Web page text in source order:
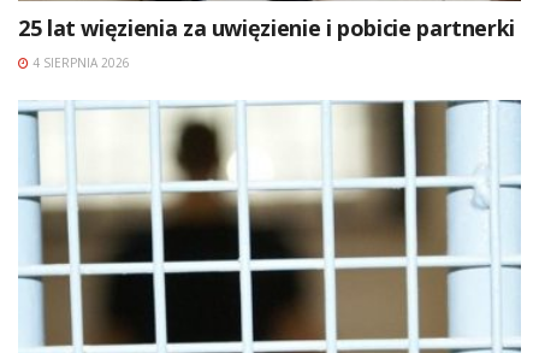
25 lat więzienia za uwięzienie i pobicie partnerki
4 SIERPNIA 2026